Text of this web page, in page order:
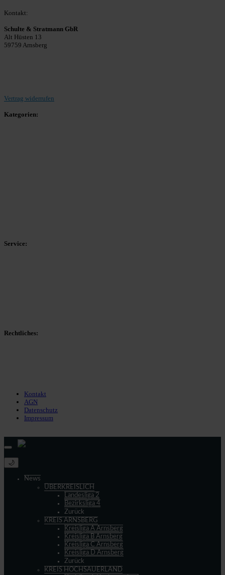
Kontakt:
Schulte & Stratmann GbR
Alt Hüsten 13
59759 Arnsberg
Vertrag widerrufen
Kategorien:
Service:
Rechtliches:
Kontakt
AGN
Datenschutz
Impressum
🌙
News
ÜBERKREISLICH
Landesliga 2
Bezirksliga 4
Zurück
KREIS ARNSBERG
Kreisliga A Arnsberg
Kreisliga B Arnsberg
Kreisliga C Arnsberg
Kreisliga D Arnsberg
Zurück
KREIS HOCHSAUERLAND